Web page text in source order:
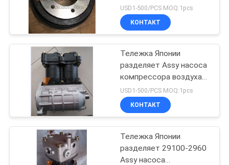
барабана 43512-0W050
на HINO 300 Dutro
N04C/N04CT
USD1-500/PCS MOQ:1pcs
КОНТАКТ
Тележка Японии
разделяет Assy насоса
компрессора воздуха
29100-2364 для
РЕНДЖЕРА
J08CT/J08C l бренда
USD1-500/PCS MOQ:1pcs
КОНТАКТ
Тележка Японии
разделяет 29100-2960
Assy насоса